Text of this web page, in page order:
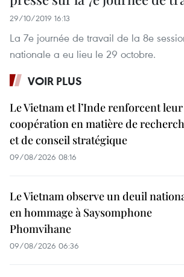
29/10/2019 16:13
La 7e journée de travail de la 8e
nationale a eu lieu le 29 octobre.
VOIR PLUS
Le Vietnam et l’Inde renforcent leur
coopération en matière de
et de conseil stratégique
09/08/2026 08:16
Le Vietnam observe un deuil
en hommage à Saysomphone
Phomvihane
09/08/2026 06:36